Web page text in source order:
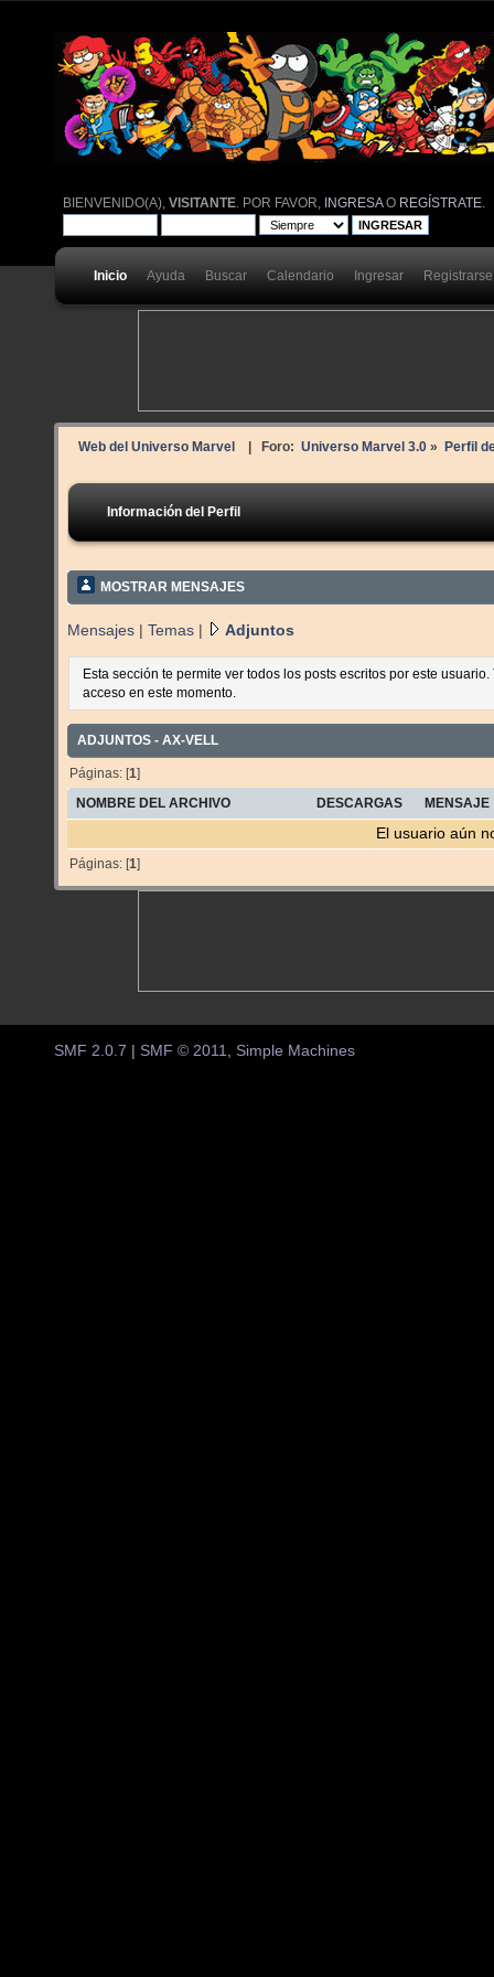
BIENVENIDO(A),VISITANTE . POR FAVOR, INGRESAO REGÍSTRATE
Inicio Ayuda Buscar Calendario Ingresar Registrarse
Web del Universo Marvel | Foro: Universo Marvel 3.0» Perfil
Información del Perfil
MOSTRAR MENSAJES
Mensajes | Temas | Adjuntos
Esta sección te permite ver todos los posts escritos por este
acceso en este momento.
ADJUNTOS - AX-VELL
Páginas: [1]
NOMBRE DEL ARCHIVO DESCARGAS MENSAJE
El usuario aún
Páginas: [1]
SMF 2.0.7 SMF © 2011, Simple Machines